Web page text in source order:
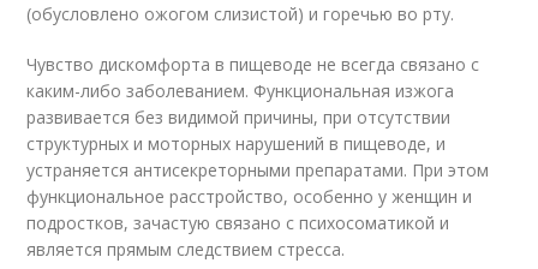
(обусловлено ожогом слизистой) и горечью во рту.
Чувство дискомфорта в пищеводе не всегда связано с
каким-либо заболеванием. Функциональная изжога
развивается без видимой причины, при отсутствии
структурных и моторных нарушений в пищеводе, и
устраняется антисекреторными препаратами. При этом
функциональное расстройство, особенно у женщин и
подростков, зачастую связано с психосоматикой и
является прямым следствием стресса.